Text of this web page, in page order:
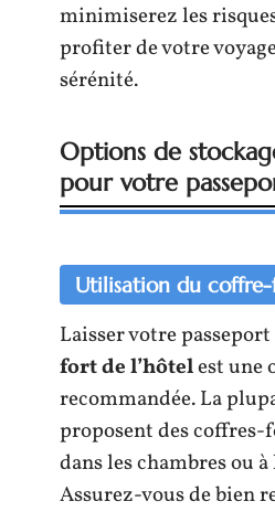
minimiserez les
profiter de votre
sérénité.
Options de
pour votre
Utilisation du coffre-
Laisser votre
fort de l’hôtelest une
recommandée. La
proposent des
dans les chambres ou
Assurez-vous de bien